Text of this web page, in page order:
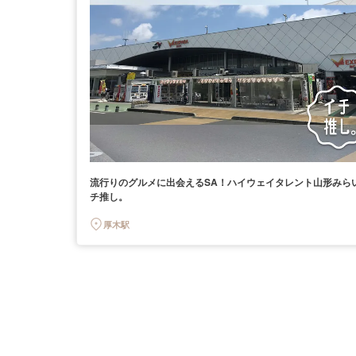
流行りのグルメに出会えるSA！ハイウェイタレント山形みら
チ推し。
厚木駅